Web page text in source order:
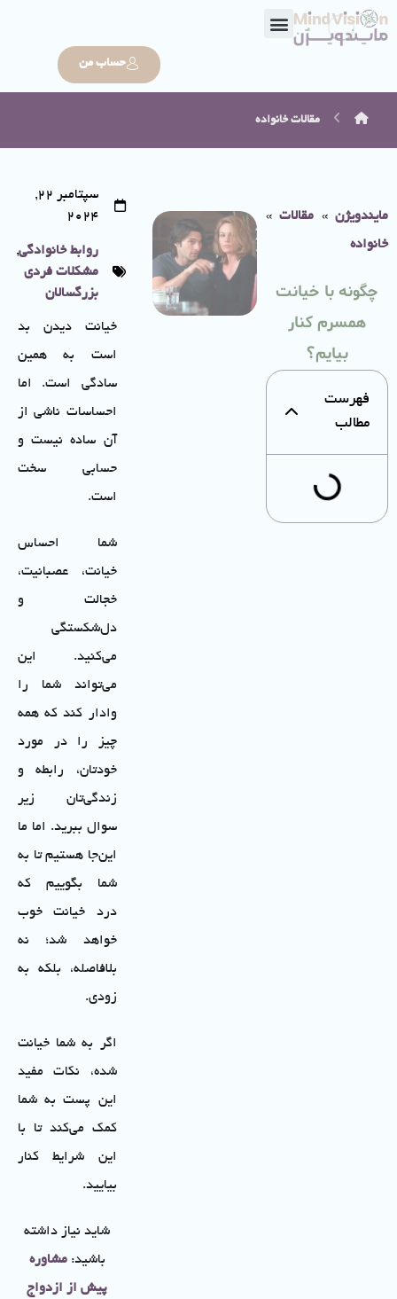
حساب من
مقالات خانواده
مایندویژن» مقالات»
خانواده
چگونه با خیانت
همسرم کنار
بیایم؟
فهرست
مطالب
سپتامبر 22,
2024
روابط خانوادگی,
مشکلات فردی
بزرگسالان
خیانت دیدن بد
است به همین
سادگی است. اما
احساسات ناشی از
آن ساده نیست و
حسابی سخت
است.
شما احساس
خیانت، عصبانیت،
خجالت و
دل‌شکستگی
می‌کنید. این
می‌تواند شما را
وادار کند که همه
چیز را در مورد
خودتان، رابطه و
زندگی‌تان زیر
سوال ببرید. اما ما
این‌جا هستیم تا به
شما بگوییم که
درد خیانت خوب
خواهد شد؛ نه
بلافاصله، بلکه به
زودی.
اگر به شما خیانت
شده، نکات مفید
این پست به شما
کمک می‌کند تا با
این شرایط کنار
بیایید.
شاید نیاز داشته
باشید:مشاوره
پیش از ازدواج